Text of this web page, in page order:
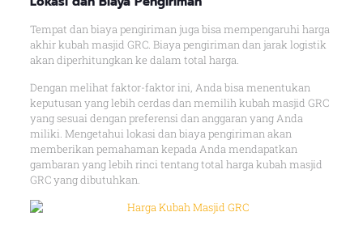
Tempat dan biaya pengiriman juga bisa mempengaruhi harga
akhir kubah masjid GRC. Biaya pengiriman dan jarak logistik
akan diperhitungkan ke dalam total harga.
Dengan melihat faktor-faktor ini, Anda bisa menentukan
keputusan yang lebih cerdas dan memilih kubah masjid GRC
yang sesuai dengan preferensi dan anggaran yang Anda
miliki. Mengetahui lokasi dan biaya pengiriman akan
memberikan pemahaman kepada Anda mendapatkan
gambaran yang lebih rinci tentang total harga kubah masjid
GRC yang dibutuhkan.